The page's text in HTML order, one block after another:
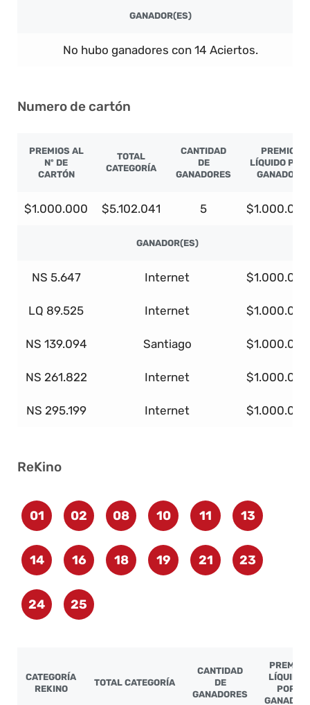
GANADOR(ES)
No hubo ganadores con 14 Aciertos.
Numero de cartón
PREMIOS AL
Nº DE
CARTÓN
TOTAL
CATEGORÍA
CANTIDAD
DE
GANADORES
PREMIO
LÍQUIDO POR
GANADOR
$1.000.000 $5.102.041 5 $1.000.000
GANADOR(ES)
NS 5.647 Internet $1.000.000
LQ 89.525 Internet $1.000.000
NS 139.094 Santiago $1.000.000
NS 261.822 Internet $1.000.000
NS 295.199 Internet $1.000.000
ReKino
01 02 08 10 11 13
14 16 18 19 21 23
24 25
CATEGORÍA
REKINO
TOTAL CATEGORÍA
CANTIDAD
DE
GANADORES
PREMIO
LÍQUIDO
POR
GANADOR